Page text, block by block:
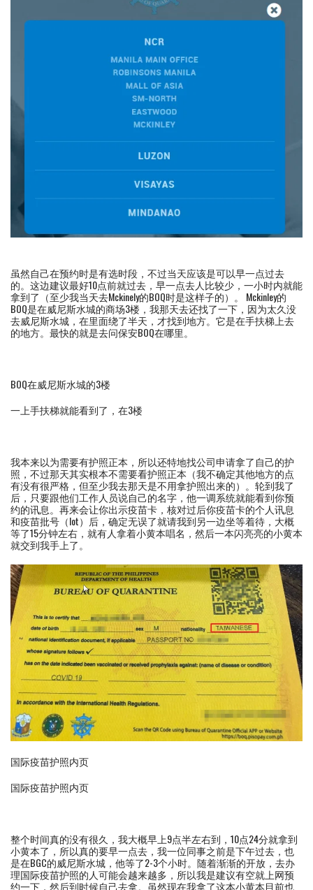
虽然自己在预约时是有选时段，不过当天应该是可以早一点过去
的。这边建议最好10点前就过去，早一点去人比较少，一小时内就能
拿到了（至少我当天去Mckinely的BOQ时是这样子的）。 Mckinley的
BOQ是在威尼斯水城的商场3楼，我那天去还找了一下，因为太久没
去威尼斯水城，在里面绕了半天，才找到地方。它是在手扶梯上去
的地方。最快的就是去问保安BOQ在哪里。
BOQ在威尼斯水城的3楼
一上手扶梯就能看到了，在3楼
我本来以为需要有护照正本，所以还特地找公司申请拿了自己的护
照，不过那天其实根本不需要看护照正本（我不确定其他地方的点
有没有很严格，但至少我去那天是不用拿护照出来的）。轮到我了
后，只要跟他们工作人员说自己的名字，他一调系统就能看到你预
约的讯息。再来会让你出示疫苗卡，核对过后你疫苗卡的个人讯息
和疫苗批号（lot）后，确定无误了就请我到另一边坐等着待，大概
等了15分钟左右，就有人拿着小黄本唱名，然后一本闪亮亮的小黄本
就交到我手上了。
国际疫苗护照内页
国际疫苗护照内页
整个时间真的没有很久，我大概早上9点半左右到，10点24分就拿到
小黄本了，所以真的要早一点去，我一位同事之前是下午过去，也
是在BGC的威尼斯水城，他等了2-3个小时。随着渐渐的开放，去办
理国际疫苗护照的人可能会越来越多，所以我是建议有空就上网预
约一下，然后到时候自己去拿。虽然现在我拿了这本小黄本目前也